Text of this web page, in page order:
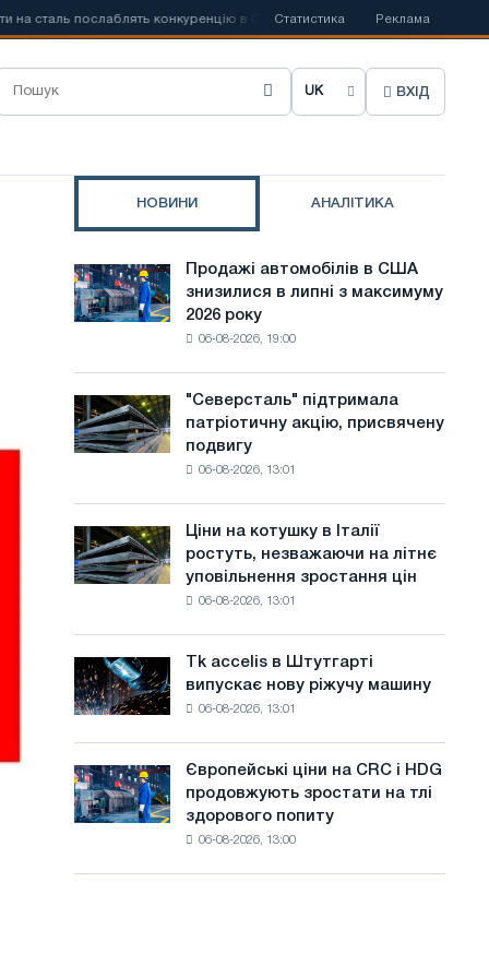
сталь послаблять конкуренцію в Сполученому Королівстві
Статистика Реклама
О
р
и
в
у
с
а
й
т
ВХІД
НОВИНИ АНАЛІТИКА
Продажі
автомобілів
в
липні
з
року
Продажі автомобілів в США
знизилися в липні з максимуму
2026 року
06-08-2026, 19:00
"Северсталь"
підтримала
патріотичну
радянської
авіації
Великої
Вітчизняної
війни
"Северсталь" підтримала
патріотичну акцію, присвячену
подвигу
06-08-2026, 13:01
Ціни
на
котушку
незважаючи
на
уповільнення
зростання
цін
Ціни на котушку в Італії
ростуть, незважаючи на літнє
уповільнення зростання цін
06-08-2026, 13:01
Tk
accelis
в
нову
ріжучу
Tk accelis в Штутгарті
випускає нову ріжучу машину
06-08-2026, 13:01
Європейські
ціни
на
Європейські ціни на CRC і HDG
продовжують зростати на тлі
здорового попиту
06-08-2026, 13:00